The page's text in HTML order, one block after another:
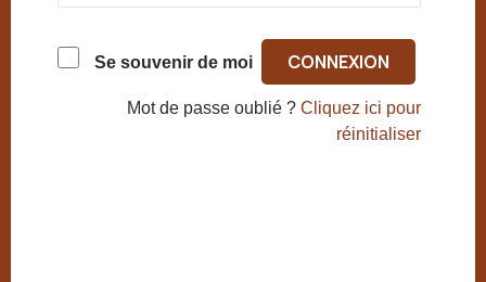
Se souvenir de moi
Mot de passe oublié ?Cliquez ici pour
réinitialiser